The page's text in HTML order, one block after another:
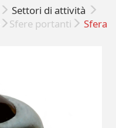
Settori di attività
Sfere portanti
Sfera